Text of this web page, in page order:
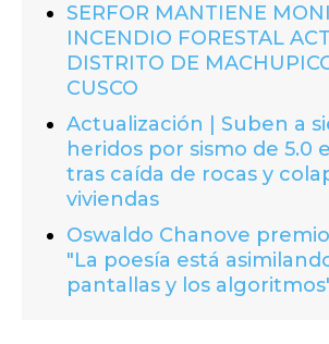
SERFOR MANTIENE
INCENDIO FORESTAL
DISTRITO DE
CUSCO
Actualización | Suben a
heridos por sismo de 5.0
tras caída de rocas y
viviendas
Oswaldo Chanove
"La poesía está
pantallas y los